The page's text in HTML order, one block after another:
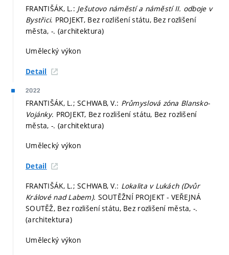
FRANTIŠÁK, L.: Ješutovo náměstí a náměstí II. odboje v
Bystřici. PROJEKT, Bez rozlišení státu, Bez rozlišení
města, -. (architektura)
Umělecký výkon
Detail
2022
FRANTIŠÁK, L.; SCHWAB, V.: Průmyslová zóna Blansko-
Vojánky. PROJEKT, Bez rozlišení státu, Bez rozlišení
města, -. (architektura)
Umělecký výkon
Detail
FRANTIŠÁK, L.; SCHWAB, V.: Lokalita v Lukách (Dvůr
Králové nad Labem). SOUTĚŽNÍ PROJEKT - VEŘEJNÁ
SOUTĚŽ, Bez rozlišení státu, Bez rozlišení města, -.
(architektura)
Umělecký výkon